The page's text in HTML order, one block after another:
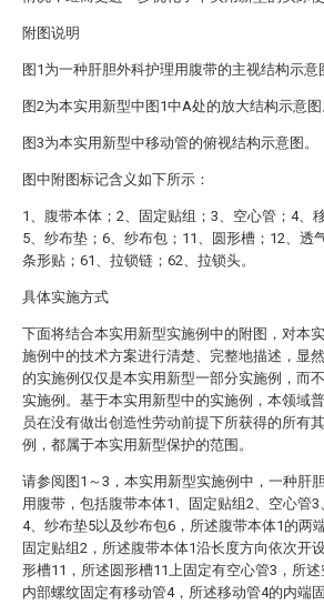
附图说明
图1为一种肝胆外科护理用腹带的主视结构示意
图2为本实用新型中图1中A处的放大结构示意图
图3为本实用新型中移动管的俯视结构示意图。
图中附图标记含义如下所示：
1、腹带本体；2、固定贴组；3、空心管；4、
5、纱布垫；6、纱布包；11、圆形槽；12、透
条形贴；61、拉锁链；62、拉锁头。
具体实施方式
下面将结合本实用新型实施例中的附图，对本
施例中的技术方案进行清楚、完整地描述，显
的实施例仅仅是本实用新型一部分实施例，而
实施例。基于本实用新型中的实施例，本领域
员在没有做出创造性劳动前提下所获得的所有
例，都属于本实用新型保护的范围。
请参阅图1～3，本实用新型实施例中，一种肝
用腹带，包括腹带本体1、固定贴组2、空心管3
4、纱布垫5以及纱布包6，所述腹带本体1的两
固定贴组2，所述腹带本体1沿长度方向依次开
形槽11，所述圆形槽11上固定有空心管3，所述
内部螺纹固定有移动管4，所述移动管4的内端